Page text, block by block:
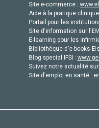
Site e-commerce :
Aide à la pratique
Portail pour les
Site d'information sur
E-learning pour les
Bibliothèque d'e-books
Blog special IFSI :
Suivez notre actualité
Site d'emploi en santé :